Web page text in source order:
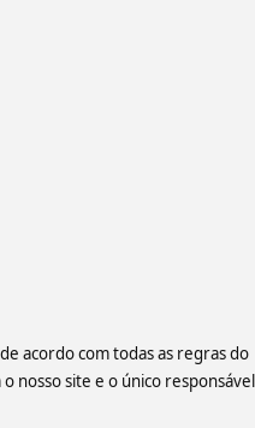
acordo com todas as regras do
nosso site e o único